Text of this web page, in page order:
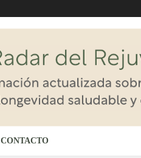
CONTACTO